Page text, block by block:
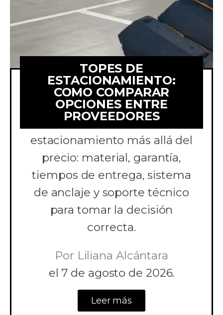
TOPES DE
ESTACIONAMIENTO:
COMO COMPARAR
OPCIONES ENTRE
PROVEEDORES
Aprende a comparar
cotizaciones de topes de
estacionamiento más allá del
precio: material, garantía,
tiempos de entrega, sistema
de anclaje y soporte técnico
para tomar la decisión
correcta.
Por Liliana Alcántara
el 7 de agosto de 2026.
Leer más